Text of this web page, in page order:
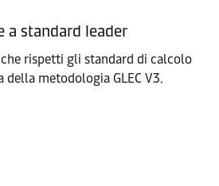
a standard leader
rispetti gli standard di calcolo
della metodologia GLEC V3.